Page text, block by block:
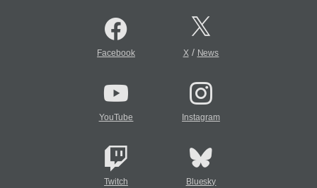
Facebook X/ News
YouTube Instagram
Twitch Bluesky